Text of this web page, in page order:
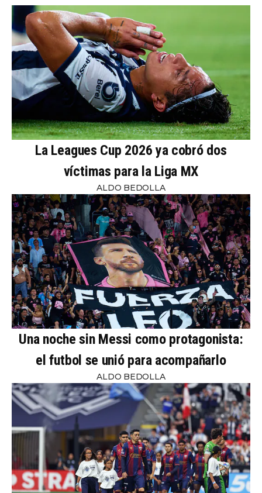
La Leagues Cup 2026 ya cobró dos
víctimas para la Liga MX
ALDO BEDOLLA
Una noche sin Messi como protagonista:
el futbol se unió para acompañarlo
ALDO BEDOLLA